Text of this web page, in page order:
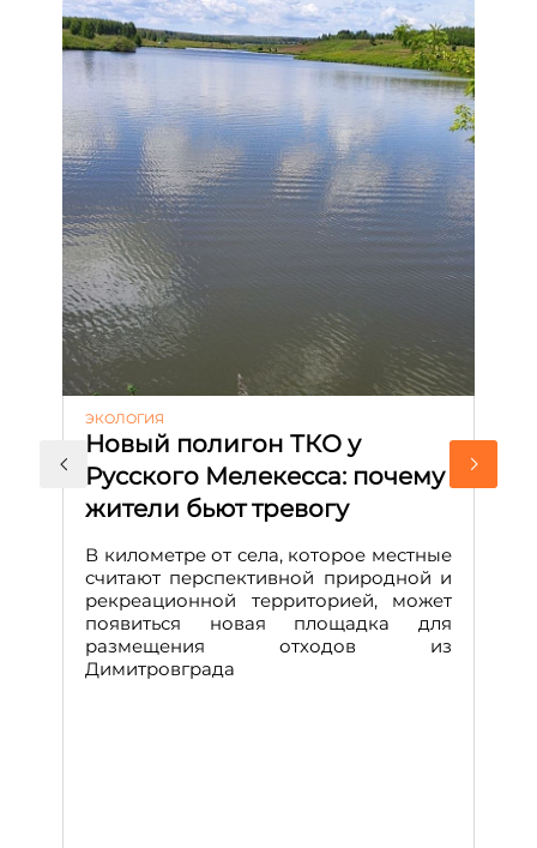
ЭКОЛОГИЯ
Новый полигон ТКО у
Русского Мелекесса: почему
жители бьют тревогу
В километре от села, которое местные
считают перспективной природной и
рекреационной территорией, может
появиться новая площадка для
размещения отходов из
Димитровграда